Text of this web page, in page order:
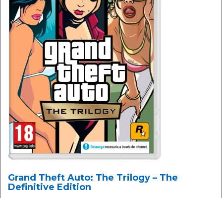
Grand Theft Auto: The Trilogy – The
Definitive Edition